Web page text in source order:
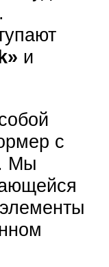
.
и
с
Мы